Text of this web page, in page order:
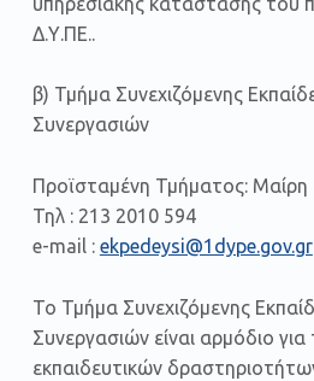
Δ.Υ.ΠΕ..
β) Τμήμα Συνεχιζόμενης
Συνεργασιών
Προϊσταμένη Τμήματος: Μαίρη
Τηλ : 213 2010 594
e-mail : ekpedeysi@1dype.gov.gr
Το Τμήμα Συνεχιζόμενης
Συνεργασιών είναι αρμόδιο
εκπαιδευτικών